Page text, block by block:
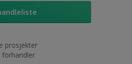
prosjekter
forhandler